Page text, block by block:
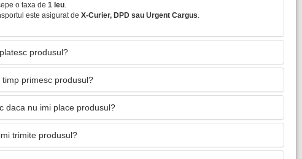
o taxa de 1 leu.
este asigurat de X-Curier, DPD sau Urgent Cargus.
produsul?
timp primesc produsul?
daca nu imi place produsul?
trimite produsul?